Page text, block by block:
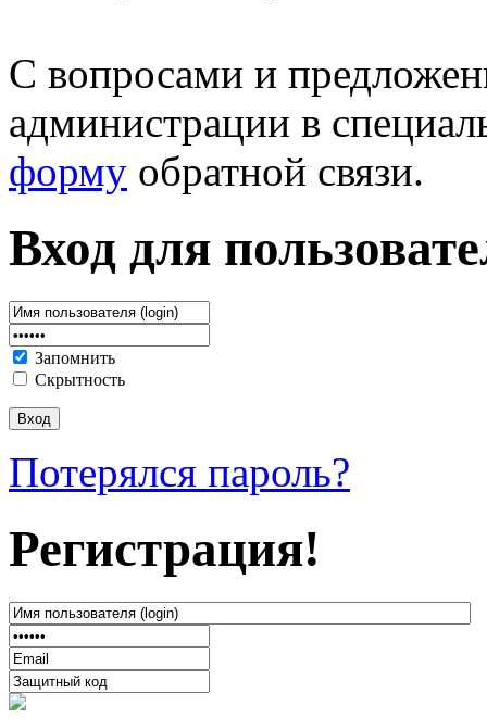
С вопросами и
администрации в
форму обратной связи.
Вход для
Запомнить
Скрытность
Потерялся пароль?
Регистрация!